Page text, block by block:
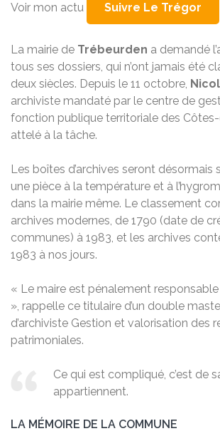
Voir mon actu
Suivre Le Trégor
La mairie de Trébeurden a demandé
tous ses dossiers, qui n’ont jamais été
deux siècles. Depuis le 11 octobre,
archiviste mandaté par le centre de
fonction publique territoriale des Côtes-
attelé à la tâche.
Les boîtes d’archives seront désormais
une pièce à la température et à
dans la mairie même. Le classement
archives modernes, de 1790 (date de
communes) à 1983, et les archives
1983 à nos jours.
« Le maire est pénalement
», rappelle ce titulaire d’un double
d’archiviste Gestion et valorisation des
patrimoniales.
Ce qui est compliqué, c’est de
appartiennent.
LA MÉMOIRE DE LA COMMUNE